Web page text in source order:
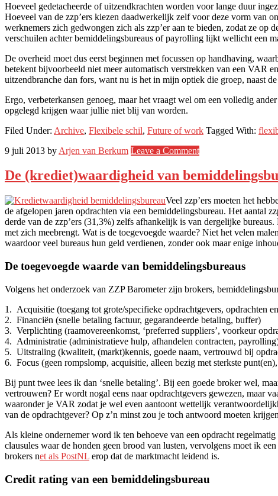
Hoeveel gedetacheerde of uitzendkrachten worden voor lange duur
Hoeveel van de zzp’ers kiezen daadwerkelijk zelf voor deze vorm van
werknemers zich gedwongen zich als zzp’er aan te bieden, zodat ze op
verschuilen achter bemiddelingsbureaus of payrolling lijkt wellicht een
De overheid moet dus eerst beginnen met focussen op handhaving,
betekent bijvoorbeeld niet meer automatisch verstrekken van een VAR
uitzendbranche dan fors, want nu is het in mijn optiek die groep, naast
Ergo, verbeterkansen genoeg, maar het vraagt wel om een volledig
opgelegd krijgen waar jullie niet blij van worden.
Filed Under: Archive, Flexibele schil, Future of work Tagged With:
9 juli 2013 by Arjen van Berkum Leave a Comment
De (krediet)waardigheid van
Veel zzp’ers moeten het
de afgelopen jaren opdrachten via een bemiddelingsbureau. Het aantal
derde van de zzp’ers (31,3%) zelfs afhankelijk is van dergelijke
met zich meebrengt. Wat is de toegevoegde waarde? Niet het velen
waardoor veel bureaus hun geld verdienen, zonder ook maar enige
De toegevoegde waarde van bemiddelingsbureaus
Volgens het onderzoek van ZZP Barometer zijn brokers,
1. Acquisitie (toegang tot grote/specifieke opdrachtgevers, opdrachten
2. Financiën (snelle betaling factuur, gegarandeerde betaling, buffer)
3. Verplichting (raamovereenkomst, ‘preferred suppliers’, voorkeur
4. Administratie (administratieve hulp, afhandelen contracten,
5. Uitstraling (kwaliteit, (markt)kennis, goede naam, vertrouwd bij
6. Focus (geen rompslomp, acquisitie, alleen bezig met sterkste
Bij punt twee lees ik dan ‘snelle betaling’. Bij een goede broker wel,
vertrouwen? Er wordt nogal eens naar opdrachtgevers gewezen, maar
waaronder je VAR zodat je wel even aantoont wettelijk
van de opdrachtgever? Op z’n minst zou je toch antwoord moeten
Als kleine ondernemer word ik ten behoeve van een opdracht
clausules waar de honden geen brood van lusten, vervolgens moet ik
brokers net als PostNL erop dat de marktmacht leidend is.
Credit rating van een bemiddelingsbureau